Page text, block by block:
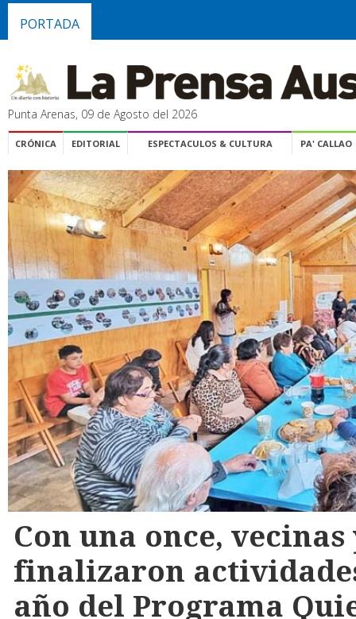
PORTADA
Punta Arenas, 09 de Agosto del 2026
CRÓNICA EDITORIAL ESPECTACULOS & CULTURA PA' CALLAO
Con una once, vecinas
finalizaron
año del Programa